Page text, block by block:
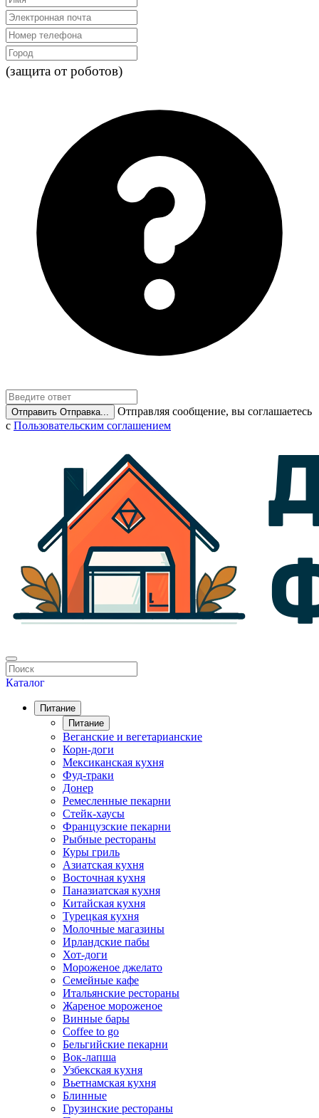
(защита от роботов)
Отправить Отправка...
Отправляя сообщение, вы соглашаетесь
с Пользовательским соглашением
Каталог
Питание
Питание
Веганские и вегетарианские
Корн-доги
Мексиканская кухня
Фуд-траки
Донер
Ремесленные пекарни
Стейк-хаусы
Французские пекарни
Рыбные рестораны
Куры гриль
Азиатская кухня
Восточная кухня
Паназиатская кухня
Китайская кухня
Турецкая кухня
Молочные магазины
Ирландские пабы
Хот-доги
Мороженое джелато
Семейные кафе
Итальянские рестораны
Жареное мороженое
Винные бары
Coffee to go
Бельгийские пекарни
Вок-лапша
Узбекская кухня
Вьетнамская кухня
Блинные
Грузинские рестораны